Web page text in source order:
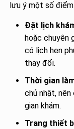
lưu ý một số điểm
Đặt lịch
hoặc chuyên
có lịch hẹn
thay đổi.
Thời gian
chủ nhật,
gian khám.
Trang thiết